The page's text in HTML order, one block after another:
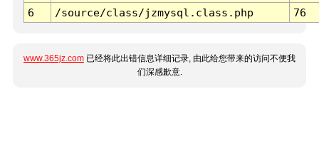
6
/source/class/jzmysql.class.php 76
www.365jz.com 已经将此出错信息详细记录, 由此给您带来的访问不便我
们深感歉意.